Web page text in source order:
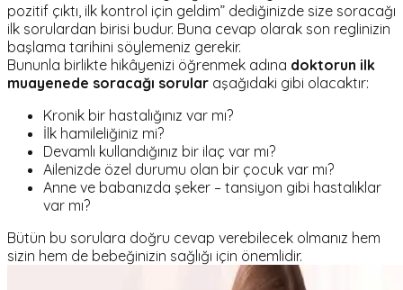
pozitif çıktı, ilk kontrol için geldim” dediğinizde size soracağı
ilk sorulardan birisi budur. Buna cevap olarak son reglinizin
başlama tarihini söylemeniz gerekir.
Bununla birlikte hikâyenizi öğrenmek adına doktorun ilk
muayenede soracağı sorular aşağıdaki gibi olacaktır:
Kronik bir hastalığınız var mı?
İlk hamileliğiniz mi?
Devamlı kullandığınız bir ilaç var mı?
Ailenizde özel durumu olan bir çocuk var mı?
Anne ve babanızda şeker – tansiyon gibi hastalıklar
var mı?
Bütün bu sorulara doğru cevap verebilecek olmanız hem
sizin hem de bebeğinizin sağlığı için önemlidir.